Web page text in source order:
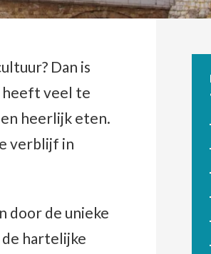
Dan is
heeft veel te
heerlijk eten.
verblijf in
door de unieke
hartelijke